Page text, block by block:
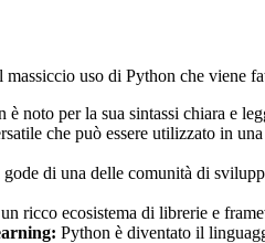
massiccio uso di Python che
è noto per la sua sintassi chiara e
che può essere utilizzato in
gode di una delle comunità di
ricco ecosistema di librerie e
Python è diventato il